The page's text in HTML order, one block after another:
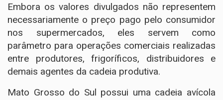
Embora os valores divulgados não representem
necessariamente o preço pago pelo consumidor
nos supermercados, eles servem como
parâmetro para operações comerciais realizadas
entre produtores, frigoríficos, distribuidores e
demais agentes da cadeia produtiva.
Mato Grosso do Sul possui uma cadeia avícola